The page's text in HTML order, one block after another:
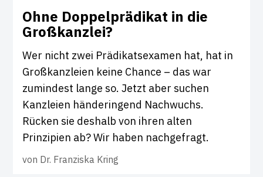
Ohne Dop­pel­prä­d­ikat in die
Groß­kanzlei?
Wer nicht zwei Prädikatsexamen hat, hat in
Großkanzleien keine Chance – das war
zumindest lange so. Jetzt aber suchen
Kanzleien händeringend Nachwuchs.
Rücken sie deshalb von ihren alten
Prinzipien ab? Wir haben nachgefragt.
von Dr. Franziska Kring